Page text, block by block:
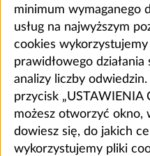
minimum wymaganego
usług na najwyższym
cookies
prawidłowego
analizy liczby
przycisk „USTAWIENIA
możesz otworzyć okno,
dowiesz się, do jakich
wykorzystujemy pliki